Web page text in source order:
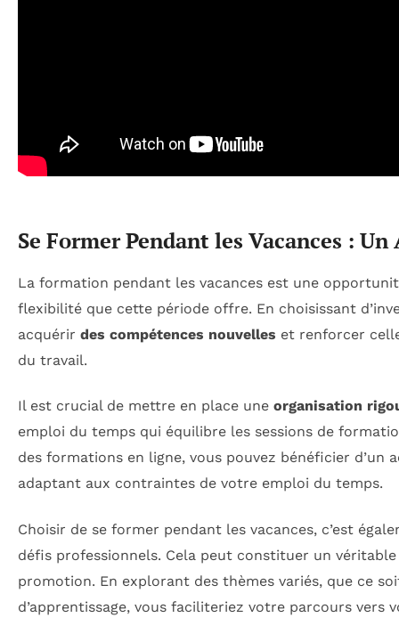
Se Former Pendant les Vacances :
La formation pendant les vacances est une
flexibilité que cette période offre. En choisissant
acquérir des compétences nouvelles et renforcer
du travail.
Il est crucial de mettre en place une organisation
emploi du temps qui équilibre les sessions de
des formations en ligne, vous pouvez bénéficier d’un
adaptant aux contraintes de votre emploi du temps.
Choisir de se former pendant les vacances, c’est
défis professionnels. Cela peut constituer un
promotion. En explorant des thèmes variés, que ce
d’apprentissage, vous faciliteriez votre parcours vers